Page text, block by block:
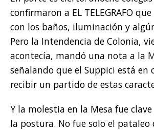
confirmaron a EL TELEGRAFO
con los baños, iluminación y
Pero la Intendencia de Colonia,
acontecía, mandó una nota a la
señalando que el Suppici está en
recibir un partido de estas
Y la molestia en la Mesa fue
la postura. No fue solo el pataleo